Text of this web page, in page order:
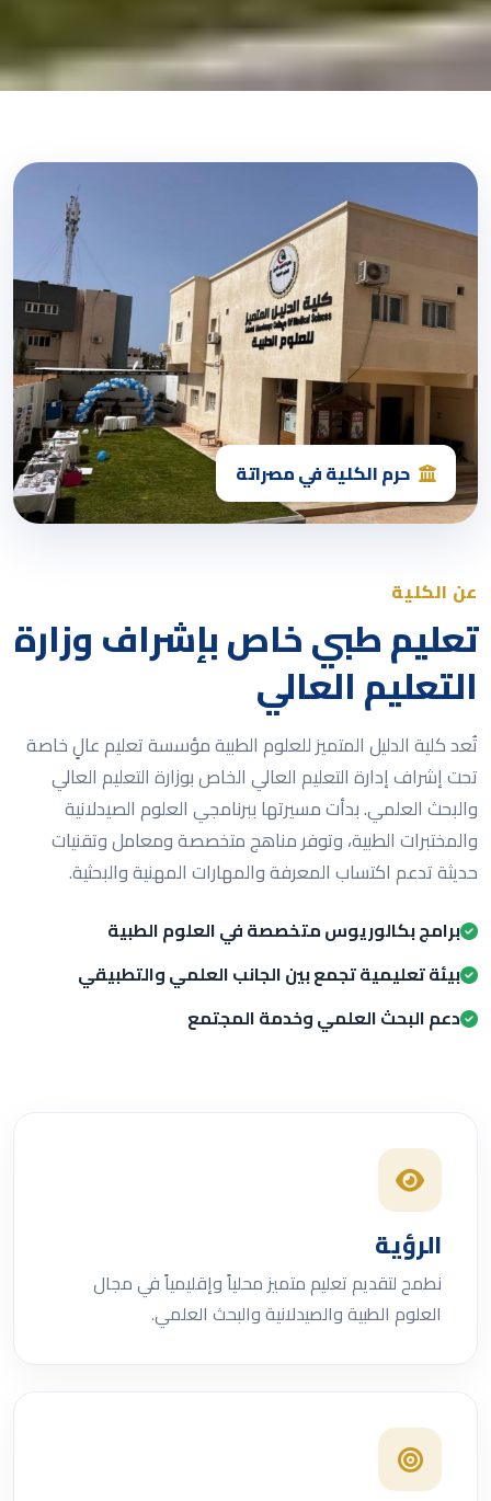
حرم الكلية في مصراتة
عن الكلية
تعليم طبي خاص بإشراف وزارة
التعليم العالي
تُعد كلية الدليل المتميز للعلوم الطبية مؤسسة تعليم عالٍ خاصة
تحت إشراف إدارة التعليم العالي الخاص بوزارة التعليم العالي
والبحث العلمي. بدأت مسيرتها ببرنامجي العلوم الصيدلانية
والمختبرات الطبية، وتوفر مناهج متخصصة ومعامل وتقنيات
حديثة تدعم اكتساب المعرفة والمهارات المهنية والبحثية.
برامج بكالوريوس متخصصة في العلوم الطبية
بيئة تعليمية تجمع بين الجانب العلمي والتطبيقي
دعم البحث العلمي وخدمة المجتمع
الرؤية
نطمح لتقديم تعليم متميز محلياً وإقليمياً في مجال
العلوم الطبية والصيدلانية والبحث العلمي.